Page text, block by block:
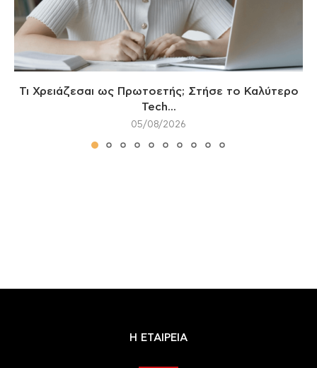
Τι Χρειάζεσαι ως Πρωτοετής; Στήσε το Καλύτερο
Tech...
05/08/2026
Η ΕΤΑΙΡΕΙΑ